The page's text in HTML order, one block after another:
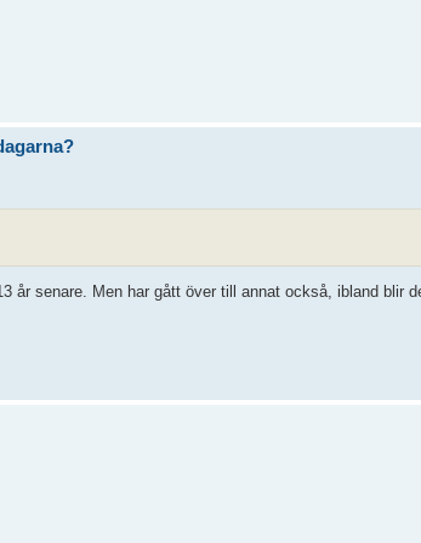
år senare. Men har gått över till annat också, ibland blir